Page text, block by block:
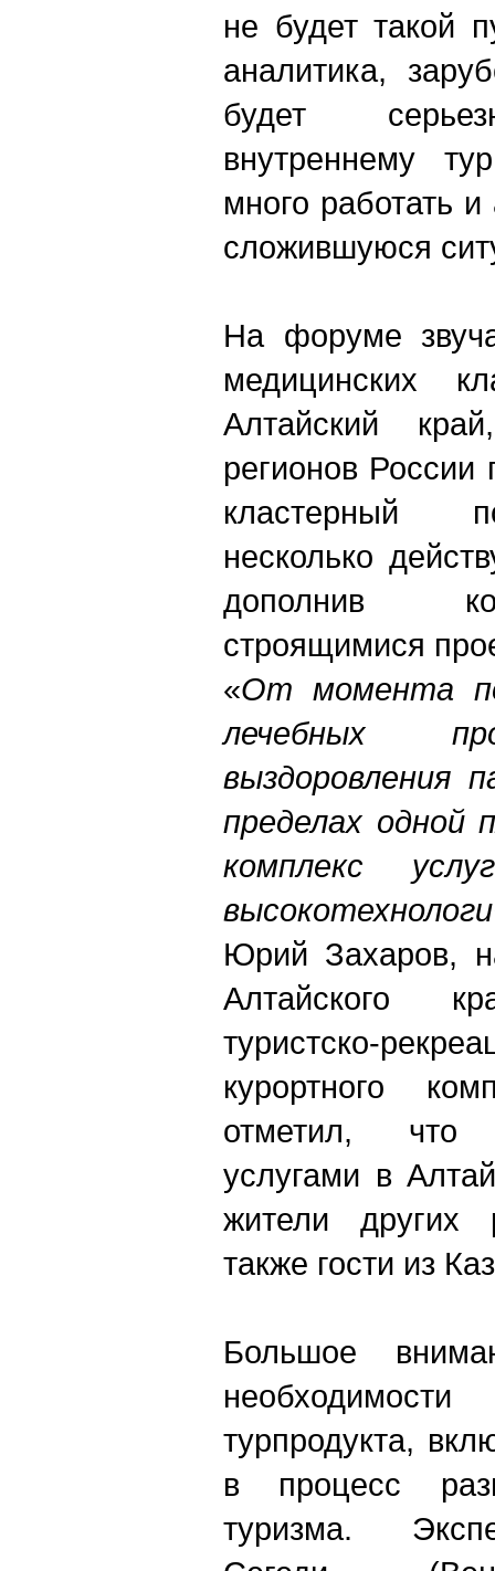
не будет такой
аналитика,
будет
внутреннему
много работать и
сложившуюся
На форуме
медицинских
Алтайский
регионов
кластерный
несколько
дополнив
строящимися
«От момента
лечебных
выздоровления
пределах одной
комплекс
Юрий Захаров,
Алтайского
туристско-
курортного
отметил, что
услугами в
жители других
также гости из
Большое
турпродукта,
в процесс
туризма.